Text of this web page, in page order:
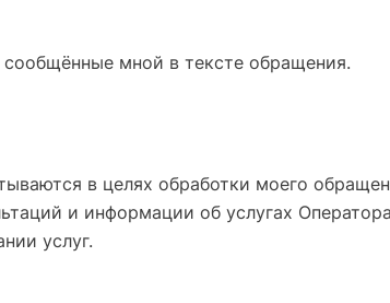
мной в тексте обращения.
в целях обработки моего
и информации об услугах
услуг.